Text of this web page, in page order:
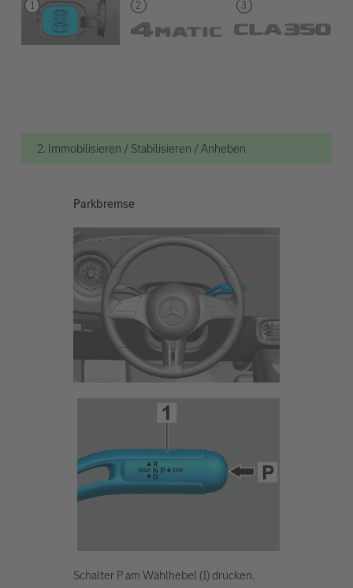
2. Immobilisieren / Stabilisieren / Anheben
Parkbremse
Schalter P am Wählhebel (1) drücken.